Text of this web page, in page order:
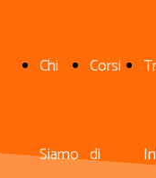
Chi
Siamo
Corsi
di